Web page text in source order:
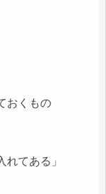
おくもの
れてある」